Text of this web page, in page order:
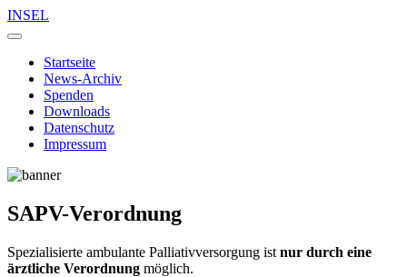
INSEL
Startseite
News-Archiv
Spenden
Downloads
Datenschutz
Impressum
SAPV-Verordnung
Spezialisierte ambulante Palliativversorgung ist nur durch eine
ärztliche Verordnung möglich.